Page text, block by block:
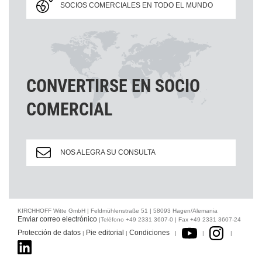
SOCIOS COMERCIALES EN TODO EL MUNDO
CONVERTIRSE EN SOCIO
COMERCIAL
NOS ALEGRA SU CONSULTA
KIRCHHOFF Witte GmbH | Feldmühlenstraße 51 | 58093 Hagen/Alemania
Enviar correo electrónico |Teléfono +49 2331 3607-0 | Fax +49 2331 3607-24
Protección de datos | Pie editorial | Condiciones | | |